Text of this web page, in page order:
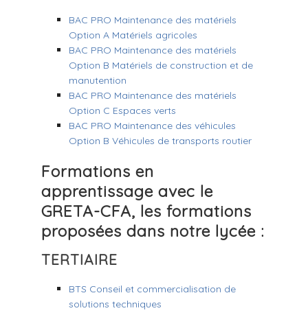
BAC PRO Maintenance des matériels
Option A Matériels agricoles
BAC PRO Maintenance des matériels
Option B Matériels de construction et de
manutention
BAC PRO Maintenance des matériels
Option C Espaces verts
BAC PRO Maintenance des véhicules
Option B Véhicules de transports routier
Formations en
apprentissage avec le
GRETA-CFA, les formations
proposées dans notre lycée :
TERTIAIRE
BTS Conseil et commercialisation de
solutions techniques